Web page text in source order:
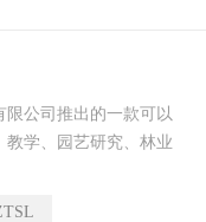
公司推出的一款可以
学、园艺研究、林业